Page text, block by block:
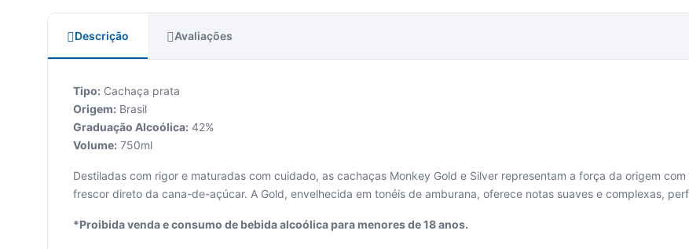
Descrição Avaliações
Tipo: Cachaça prata
Origem: Brasil
Graduação Alcoólica: 42%
Volume: 750ml
Destiladas com rigor e maturadas com cuidado, as cachaças Monkey Gold e Silver representam a força da origem
frescor direto da cana-de-açúcar. A Gold, envelhecida em tonéis de amburana, oferece notas suaves e complexas,
*Proibida venda e consumo de bebida alcoólica para menores de 18 anos.